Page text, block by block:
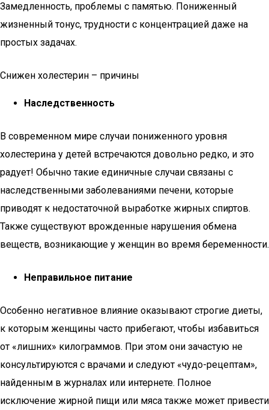
Замедленность, проблемы с памятью. Пониженный
жизненный тонус, трудности с концентрацией даже на
простых задачах.
Снижен холестерин – причины
Наследственность
В современном мире случаи пониженного уровня
холестерина у детей встречаются довольно редко, и это
радует! Обычно такие единичные случаи связаны с
наследственными заболеваниями печени, которые
приводят к недостаточной выработке жирных спиртов.
Также существуют врожденные нарушения обмена
веществ, возникающие у женщин во время беременности.
Неправильное питание
Особенно негативное влияние оказывают строгие диеты,
к которым женщины часто прибегают, чтобы избавиться
от «лишних» килограммов. При этом они зачастую не
консультируются с врачами и следуют «чудо-рецептам»,
найденным в журналах или интернете. Полное
исключение жирной пищи или мяса также может привести